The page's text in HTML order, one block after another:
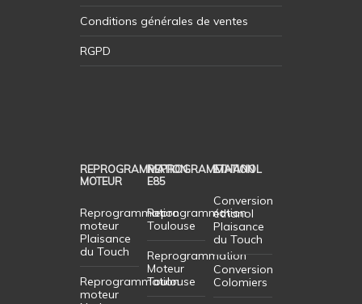
Conditions générales de ventes
RGPD
REPROGRAMMATION
MOTEUR
Reprogrammation
moteur
Plaisance
du Touch
Reprogrammation
moteur
REPROGRAMMATION
E85
Reprogrammation
Toulouse
Reprogrammation
Moteur
Toulouse
ETHANOL
Conversion
éthanol
Plaisance
du Touch
Conversion
Colomiers